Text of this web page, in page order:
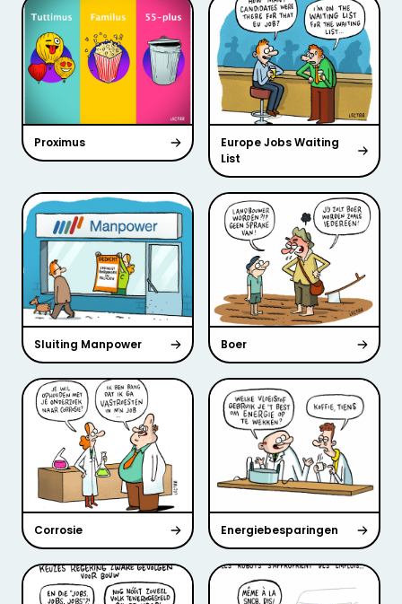
Proximus
Europe Jobs Waiting
List
Sluiting Manpower Boer
Corrosie Energiebesparingen